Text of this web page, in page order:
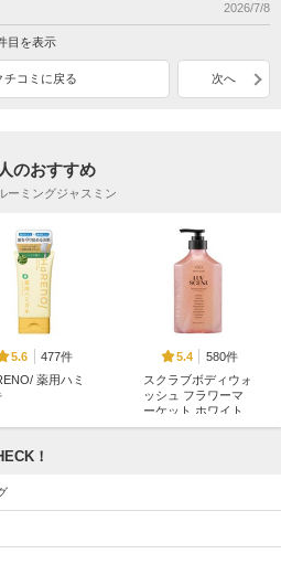
2026/7/8
目を表示
チコミに戻る 次へ
のおすすめ
ーミングジャスミン
5.6
477件
薬用ハミ
5.4
580件
スクラブボディウォ
ッシュ フラワーマ
ーケット ホワイト
チューリップ
！